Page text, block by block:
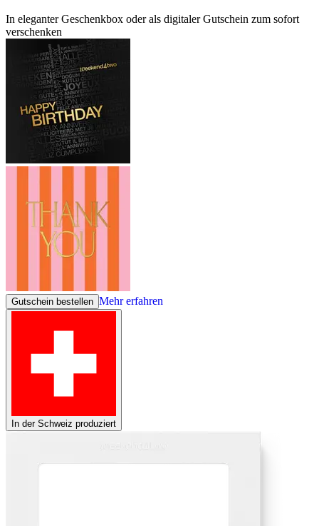
In eleganter Geschenkbox oder als digitaler Gutschein zum sofort
verschenken
Gutschein bestellen Mehr erfahren
In der Schweiz produziert